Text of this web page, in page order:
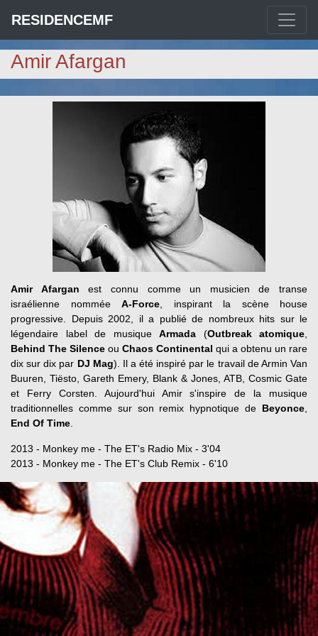
RESIDENCEMF
Amir Afargan
Amir Afargan est connu comme un musicien de transe
israélienne nommée A-Force , inspirant la scène house
progressive. Depuis 2002, il a publié de nombreux hits sur le
légendaire label de musique Armada (Outbreak atomique
Behind The Silence ou Chaos Continental qui a obtenu un rare
dix sur dix par DJ Mag). Il a été inspiré par le travail de Armin Van
Buuren, Tiësto, Gareth Emery, Blank & Jones, ATB, Cosmic Gate
et Ferry Corsten. Aujourd'hui Amir s'inspire de la musique
traditionnelles comme sur son remix hypnotique de Beyonce
End Of Time
2013 - Monkey me - The ET's Radio Mix - 3'04
2013 - Monkey me - The ET's Club Remix - 6'10